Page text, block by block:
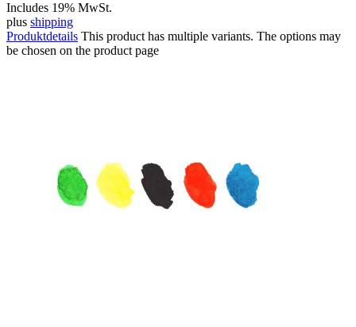
Includes 19% MwSt.
plus shipping
Produktdetails This product has multiple variants. The options may
be chosen on the product page